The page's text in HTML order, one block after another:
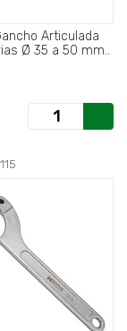
Articulada
Ø 35 a 50 mm..